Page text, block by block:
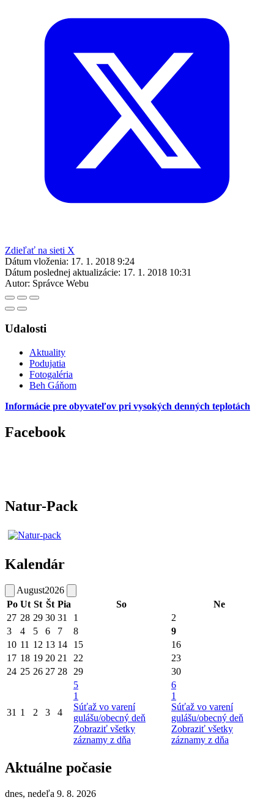
Zdieľať na sieti X
Dátum vloženia: 17. 1. 2018 9:24
Dátum poslednej aktualizácie: 17. 1. 2018 10:31
Autor: Správce Webu
Udalosti
Aktuality
Podujatia
Fotogaléria
Beh Gáňom
Informácie pre obyvateľov pri vysokých denných teplotách
Facebook
Natur-Pack
Kalendár
August2026
Po Ut St Št Pia So
Ne
27 28 29 30 31 1
2
3
4 5 6 7 8
9
10 11 12 13 14 15
16
17 18 19 20 21 22
23
24 25 26 27 28 29 30
31 1 2 3 4
5
1
Súťaž vo varení
gulášu/obecný deň
Zobraziť všetky
záznamy z dňa
6
1
Súťaž vo varení
gulášu/obecný deň
Zobraziť všetky
záznamy z dňa
Aktuálne počasie
dnes, nedeľa 9. 8. 2026